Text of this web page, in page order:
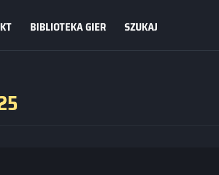
BIBLIOTEKA GIER SZUKAJ